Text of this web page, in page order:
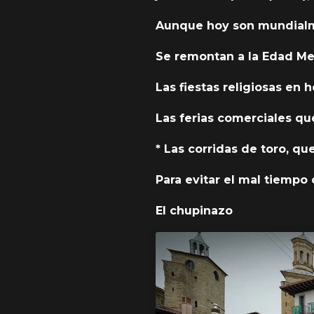
Aunque hoy son
Se remontan a la Edad
Las fiestas religiosas en
Las ferias comerciales
* Las corridas de toro,
Para evitar el mal tiempo
El chupinazo